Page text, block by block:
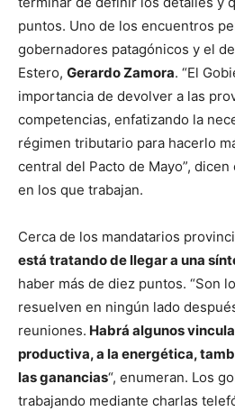
puntos. Uno de los encuentros
gobernadores patagónicos y el
Estero, Gerardo Zamora. “El
importancia de devolver a las
competencias, enfatizando la
régimen tributario para hacerlo
central del Pacto de Mayo”,
en los que trabajan.
Cerca de los mandatarios
está tratando de llegar a una
haber más de diez puntos. “Son
resuelven en ningún lado
reuniones. Habrá algunos
productiva, a la energética,
las ganancias“, enumeran. Los
trabajando mediante charlas